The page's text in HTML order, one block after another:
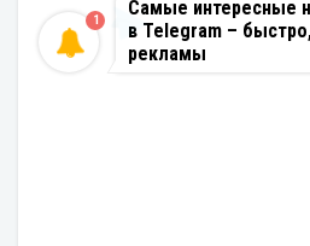
Самые интересные
в Telegram –
рекламы
1